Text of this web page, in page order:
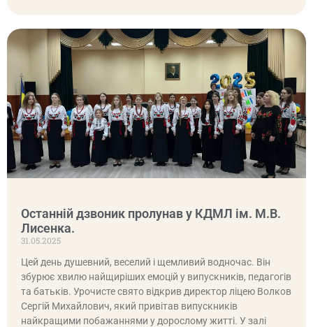
Останній дзвоник пролунав у КДМЛ ім. М.В.
Лисенка.
31.05.2025
Цей день душевний, веселий і щемливий водночас. Він
збурює хвилю найщиріших емоцій у випускників, педагогів
та батьків. Урочисте свято відкрив директор ліцею Волков
Сергій Михайлович, який привітав випускників
найкращими побажаннями у дорослому житті. У залі